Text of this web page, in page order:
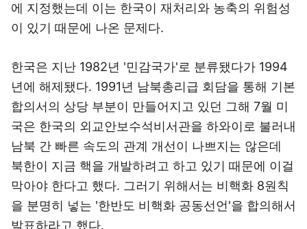
에 지정했는데 이는 한국이 재처리와 농축의 위험성
이 있기 때문에 나온 문제다.
한국은 지난 1982년 '민감국가'로 분류됐다가 1994
년에 해제됐다. 1991년 남북총리급 회담을 통해 기본
합의서의 상당 부분이 만들어지고 있던 그해 7월 미
국은 한국의 외교안보수석비서관을 하와이로 불러내
남북 간 빠른 속도의 관계 개선이 나쁘지는 않은데
북한이 지금 핵을 개발하려고 하고 있기 때문에 이걸
막아야 한다고 했다. 그러기 위해서는 비핵화 8원칙
을 분명히 넣는 '한반도 비핵화 공동선언'을 합의해서
발표하라고 했다.